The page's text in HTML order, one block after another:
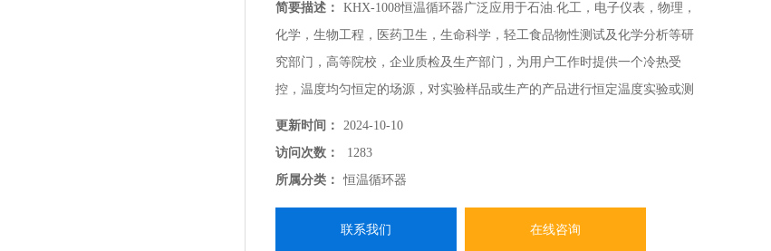
简要描述：
KHX-1008恒温循环器广泛应用于石油.化工，电子仪表，物理，
化学，生物工程，医药卫生，生命科学，轻工食品物性测试及化学分析等研
究部门，高等院校，企业质检及生产部门，为用户工作时提供一个冷热受
控，温度均匀恒定的场源，对实验样品或生产的产品进行恒定温度实验或测
试，也可作为直接加热或制冷和辅助加热或制冷的热源或冷源。
更新时间：
2024-10-10
访问次数：
1283
所属分类：
恒温循环器
联系我们 在线咨询